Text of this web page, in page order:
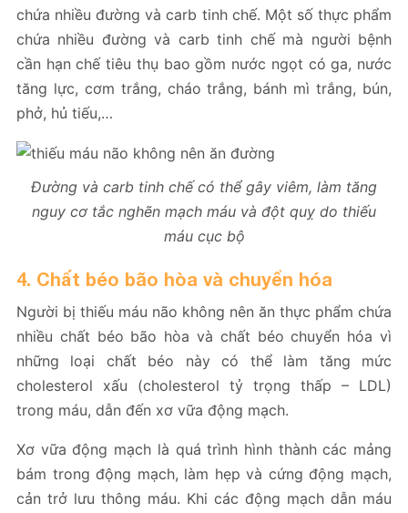
chứa nhiều đường và carb tinh chế. Một số thực phẩm
chứa nhiều đường và carb tinh chế mà người bệnh
cần hạn chế tiêu thụ bao gồm nước ngọt có ga, nước
tăng lực, cơm trắng, cháo trắng, bánh mì trắng, bún,
phở, hủ tiếu,…
Đường và carb tinh chế có thể gây viêm, làm tăng
nguy cơ tắc nghẽn mạch máu và đột quỵ do thiếu
máu cục bộ
4. Chất béo bão hòa và chuyển hóa
Người bị thiếu máu não không nên ăn thực phẩm chứa
nhiều chất béo bão hòa và chất béo chuyển hóa vì
những loại chất béo này có thể làm tăng mức
cholesterol xấu (cholesterol tỷ trọng thấp – LDL)
trong máu, dẫn đến xơ vữa động mạch.
Xơ vữa động mạch là quá trình hình thành các mảng
bám trong động mạch, làm hẹp và cứng động mạch,
cản trở lưu thông máu. Khi các động mạch dẫn máu